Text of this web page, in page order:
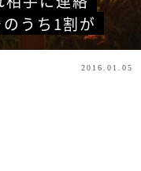
うち1割が
2016.01.05